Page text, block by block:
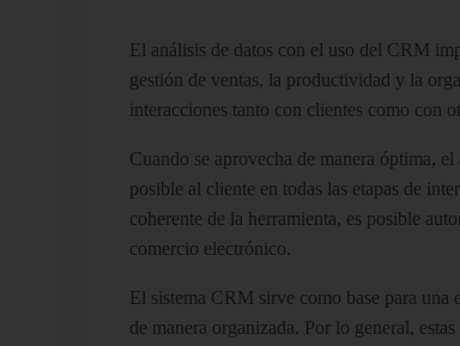
El análisis de datos con el uso del CRM
gestión de ventas, la productividad y la
interacciones tanto con clientes como con
Cuando se aprovecha de manera óptima,
posible al cliente en todas las etapas de
coherente de la herramienta, es posible
comercio electrónico.
El sistema CRM sirve como base para una
de manera organizada. Por lo general,